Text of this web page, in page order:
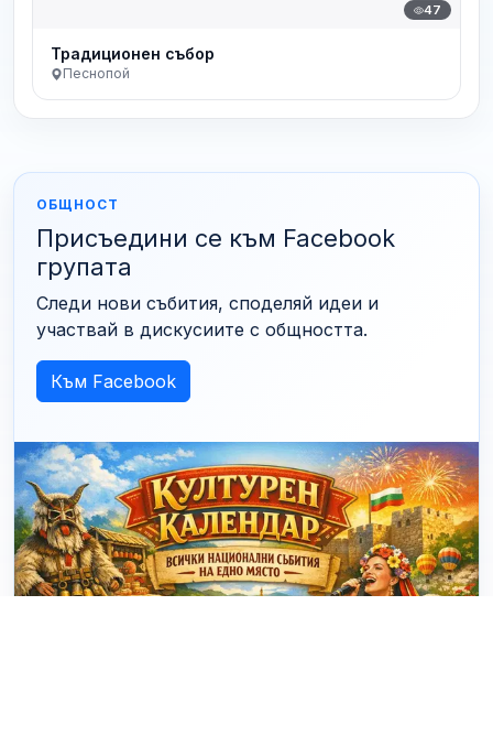
47
Традиционен събор
Песнопой
ОБЩНОСТ
Присъедини се към Facebook
групата
Следи нови събития, споделяй идеи и
участвай в дискусиите с общността.
Към Facebook